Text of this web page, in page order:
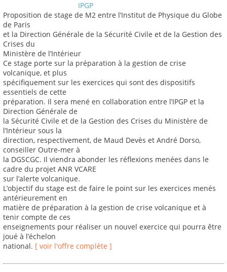
IPGP
Proposition de stage de M2 entre l’Institut de Physique du Globe
de Paris
et la Direction Générale de la Sécurité Civile et de la Gestion des
Crises du
Ministère de l’Intérieur
Ce stage porte sur la préparation à la gestion de crise
volcanique, et plus
spécifiquement sur les exercices qui sont des dispositifs
essentiels de cette
préparation. Il sera mené en collaboration entre l’IPGP et la
Direction Générale de
la Sécurité Civile et de la Gestion des Crises du Ministère de
l’Intérieur sous la
direction, respectivement, de Maud Devès et André Dorso,
conseiller Outre-mer à
la DGSCGC. Il viendra abonder les réflexions menées dans le
cadre du projet ANR VCARE
sur l’alerte volcanique.
L’objectif du stage est de faire le point sur les exercices menés
antérieurement en
matière de préparation à la gestion de crise volcanique et à
tenir compte de ces
enseignements pour réaliser un nouvel exercice qui pourra être
joué à l’échelon
national. [ voir l'offre complète ]